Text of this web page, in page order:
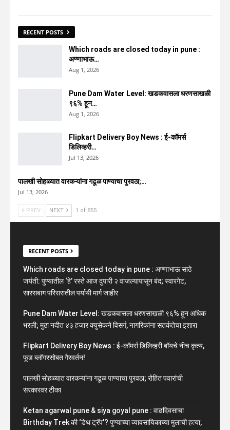
RECENT POSTS
Which roads are closed today in pune :
अण्णाभाऊ…
Aug 1, 2026
Pune Dam Water Level: खडकवासला धरणसाखळी
९६% हून…
Aug 1, 2026
Flipkart Delivery Boy News : ई-कॉमर्स
डिलिव्हरी…
Jul 13, 2026
पालखी सोहळ्यात वारकऱ्यांना गढूळ पाण्याचा पुरवठा;…
Jul 13, 2026
PREV NEXT 1 of 855
RECENT POSTS
Which roads are closed today in pune : अण्णाभाऊ साठे
जयंती: पुण्यातील ‘हे’ रस्ते आज दुपारी २ वाजल्यापासून बंद; स्वारगेट,
सारसबाग परिसरातील पर्यायी मार्ग जाहीर
Pune Dam Water Level: खडकवासला धरणसाखळी ९६% हून अधिक
भरली; मुठा नदीत ४३ हजार क्युसेकने विसर्ग, नागरिकांना सतर्कतेचा इशारा
Flipkart Delivery Boy News : ई-कॉमर्स डिलिव्हरी बॉयचे नीच कृत्य,
फूड ब्लॉगरसोबत गैरवर्तन!
पालखी सोहळ्यात वारकऱ्यांना गढूळ पाण्याचा पुरवठा; रोहित पवारांची
सरकारवर टीका
Ketan agarwal pune & siya goyal pune : वाढदिवसाचा
Birthday Trek की ‘डेथ ट्रॅप’? पुण्याच्या व्यावसायिकाच्या मुलाची हत्या,